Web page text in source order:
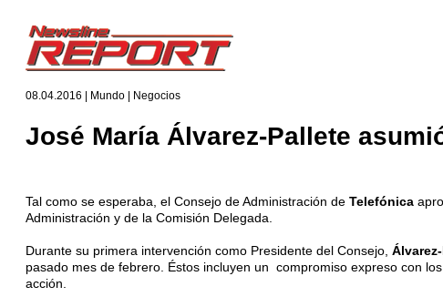
08.04.2016 | Mundo | Negocios
José María Álvarez-Pallete
Tal como se esperaba, el Consejo de Administración de Telefónica
Administración y de la Comisión Delegada.
Durante su primera intervención como Presidente del Consejo,
pasado mes de febrero. Éstos incluyen un compromiso expreso con
acción.